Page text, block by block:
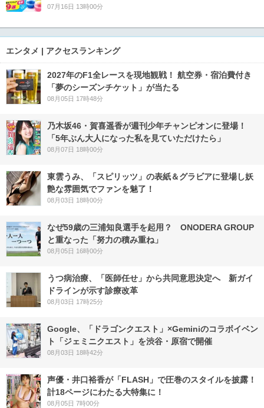
07月16日 13時00分
エンタメ | アクセスランキング
2027年のF1全レースを現地観戦！ 航空券・宿泊費付き
「夢のシーズンチケット」が当たる
08月05日 17時48分
乃木坂46・賀喜遥香が週刊少年チャンピオンに登場！
「5年ぶん大人になった私を見ていただけたら」
08月07日 18時00分
東雲うみ、「スピリッツ」の表紙＆グラビアに登場し妖
艶な雰囲気でファンを魅了！
08月03日 18時00分
なぜ59歳の三浦知良選手を起用？ ONODERA GROUP
と重なった「努力の積み重ね」
08月05日 16時00分
うつ病治療、「医師任せ」から共同意思決定へ 新ガイ
ドラインが示す診療改革
08月03日 17時25分
Google、「ドラゴンクエスト」×Geminiのコラボイベン
ト「ジェミニクエスト」を渋谷・原宿で開催
08月03日 18時42分
声優・井口裕香が「FLASH」で圧巻のスタイルを披露！
計18ページにわたる大特集に！
08月05日 7時00分